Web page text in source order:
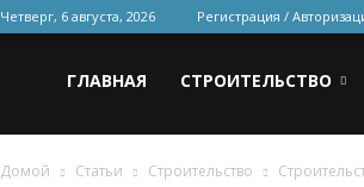
Четверг, 6 августа, 2026 Регистрация /
для
ГЛАВНАЯ СТРОИТЕЛЬСТВО
Домой Статьи Строительство